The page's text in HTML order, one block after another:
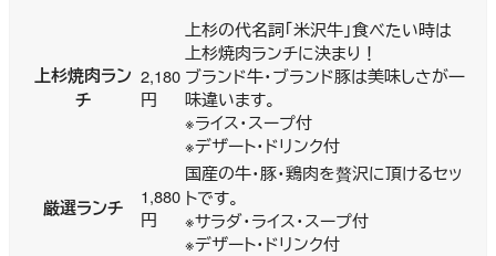
上杉焼肉ラン
チ
2,180
円
上杉の代名詞「米沢牛」食べたい時は
上杉焼肉ランチに決まり！
ブランド牛・ブランド豚は美味しさが一
味違います。
※ライス・スープ付
※デザート・ドリンク付
厳選ランチ
1,880
円
国産の牛・豚・鶏肉を贅沢に頂けるセッ
トです。
※サラダ・ライス・スープ付
※デザート・ドリンク付